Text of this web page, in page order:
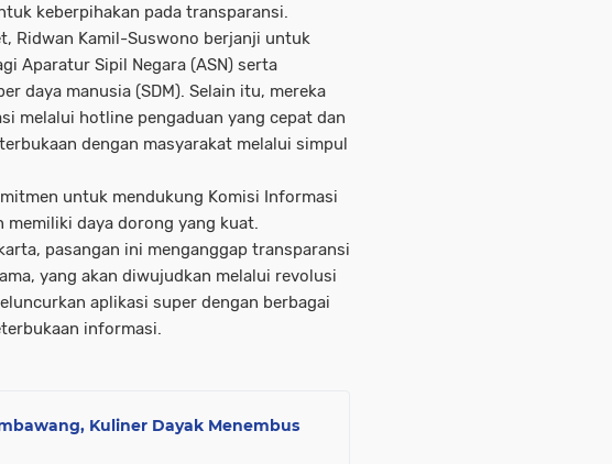
keberpihakan pada transparansi.
Ridwan Kamil-Suswono berjanji untuk
Aparatur Sipil Negara (ASN) serta
daya manusia (SDM). Selain itu, mereka
melalui hotline pengaduan yang cepat dan
dengan masyarakat melalui simpul
untuk mendukung Komisi Informasi
daya dorong yang kuat.
pasangan ini menganggap transparansi
yang akan diwujudkan melalui revolusi
aplikasi super dengan berbagai
informasi.
Kuliner Dayak Menembus